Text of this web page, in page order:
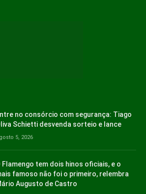
no consórcio com segurança: Tiago
Schietti desvenda sorteio e lance
5, 2026
Flamengo tem dois hinos oficiais, e o
famoso não foi o primeiro, relembra
Augusto de Castro